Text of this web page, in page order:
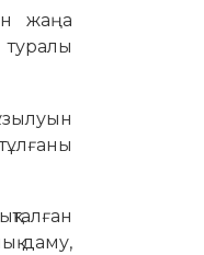
жаңа
туралы
даму,